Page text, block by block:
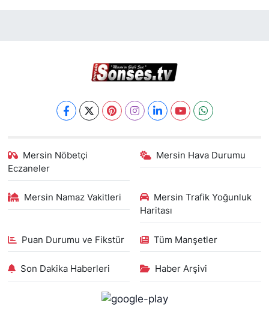
Mersin Nöbetçi
Eczaneler
Mersin Hava Durumu
Mersin Namaz Vakitleri
Mersin Trafik Yoğunluk
Haritası
Puan Durumu ve Fikstür Tüm Manşetler
Son Dakika Haberleri Haber Arşivi